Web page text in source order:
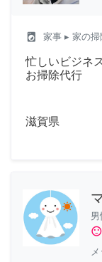
local_laundry_service 家事 ▸ 家の掃
忙しいビジネ
お掃除代行
滋賀県
男
sentiment_satisfied